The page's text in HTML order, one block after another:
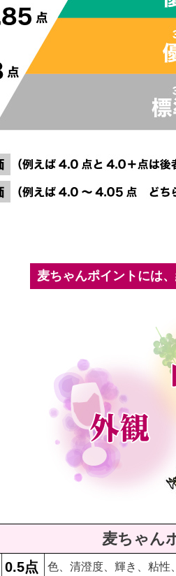
麦ちゃんポイントには
麦ちゃん
0.5点 色、清澄度、輝き、粘性